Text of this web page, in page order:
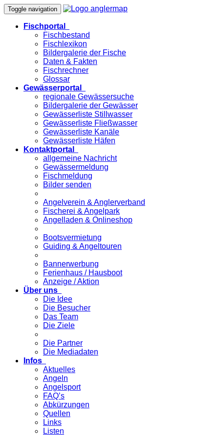
Toggle navigation
Fischportal
Fischbestand
Fischlexikon
Bildergalerie der Fische
Daten & Fakten
Fischrechner
Glossar
Gewässerportal
regionale Gewässersuche
Bildergalerie der Gewässer
Gewässerliste Stillwasser
Gewässerliste Fließwasser
Gewässerliste Kanäle
Gewässerliste Häfen
Kontaktportal
allgemeine Nachricht
Gewässermeldung
Fischmeldung
Bilder senden
Angelverein & Anglerverband
Fischerei & Angelpark
Angelladen & Onlineshop
Bootsvermietung
Guiding & Angeltouren
Bannerwerbung
Ferienhaus / Hausboot
Anzeige / Aktion
Über uns
Die Idee
Die Besucher
Das Team
Die Ziele
Die Partner
Die Mediadaten
Infos
Aktuelles
Angeln
Angelsport
FAQ’s
Abkürzungen
Quellen
Links
Listen